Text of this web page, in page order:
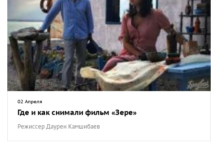
02 Апреля
Где и как снимали фильм «Зере»
Режиссер Даурен Камшибаев